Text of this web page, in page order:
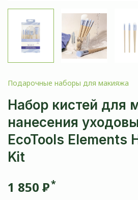
Подарочные наборы для макияжа
Набор кистей для
нанесения
EcoTools Elements
Kit
1 850 Р*